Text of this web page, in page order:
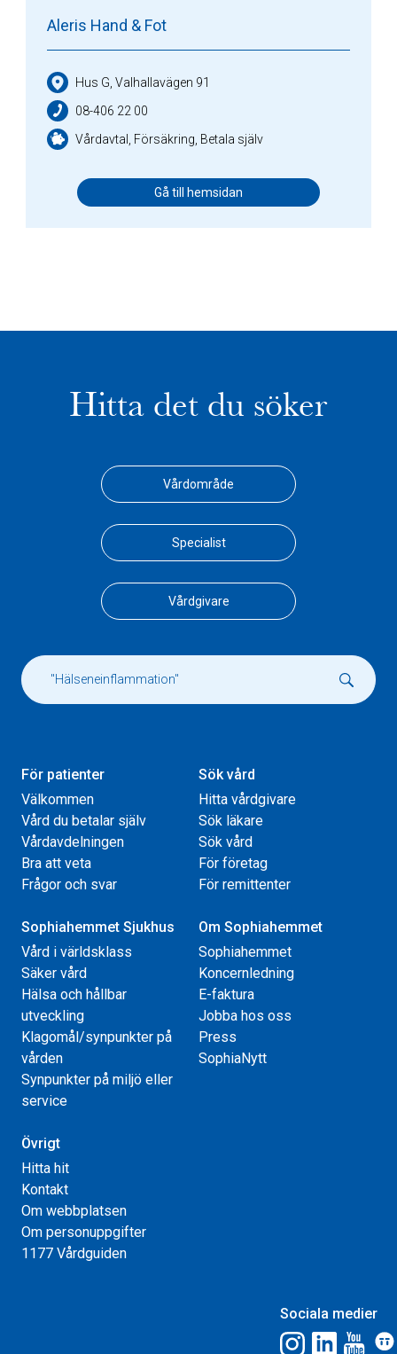
Aleris Hand & Fot
Hus G, Valhallavägen 91
08-406 22 00
Vårdavtal, Försäkring, Betala själv
Gå till hemsidan
Hitta det du söker
Vårdområde
Specialist
Vårdgivare
För patienter
Välkommen
Vård du betalar själv
Vårdavdelningen
Bra att veta
Frågor och svar
Sök vård
Hitta vårdgivare
Sök läkare
Sök vård
För företag
För remittenter
Sophiahemmet Sjukhus
Vård i världsklass
Säker vård
Hälsa och hållbar
utveckling
Klagomål/synpunkter på
vården
Synpunkter på miljö eller
service
Om Sophiahemmet
Sophiahemmet
Koncernledning
E-faktura
Jobba hos oss
Press
SophiaNytt
Övrigt
Hitta hit
Kontakt
Om webbplatsen
Om personuppgifter
1177 Vårdguiden
Sociala medier